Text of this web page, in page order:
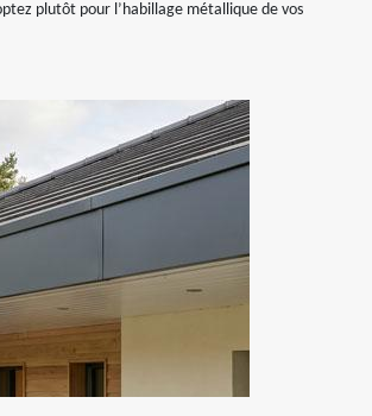
plutôt pour l’habillage métallique de vos